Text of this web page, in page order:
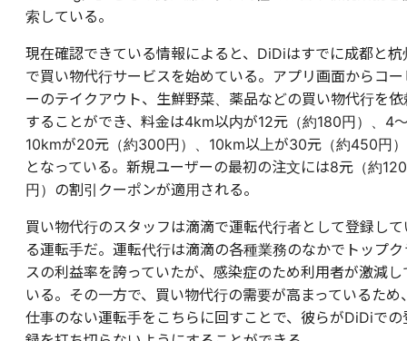
索している。
現在確認できている情報によると、DiDiはすでに成都と杭
で買い物代行サービスを始めている。アプリ画面からコー
ーのテイクアウト、生鮮野菜、薬品などの買い物代行を依
することができ、料金は4km以内が12元（約180円）、4
10kmが20元（約300円）、10km以上が30元（約450円）
となっている。新規ユーザーの最初の注文には8元（約120
円）の割引クーポンが適用される。
買い物代行のスタッフは滴滴で運転代行者として登録して
る運転手だ。運転代行は滴滴の各種業務のなかでトップク
スの利益率を誇っていたが、感染症のため利用者が激減し
いる。その一方で、買い物代行の需要が高まっているため
仕事のない運転手をこちらに回すことで、彼らがDiDiでの